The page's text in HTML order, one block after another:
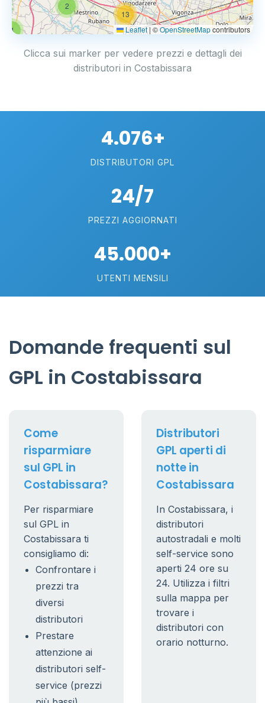
4
2
13
Leaflet | ©OpenStreetMapcontributors
Clicca sui marker per vedere prezzi e dettagli dei
distributori in Costabissara
4.076+
DISTRIBUTORI GPL
24/7
PREZZI AGGIORNATI
45.000+
UTENTI MENSILI
Domande frequenti sul
GPL in Costabissara
Come
risparmiare
sul GPL in
Costabissara?
Per risparmiare
sul GPL in
Costabissara ti
consigliamo di:
Confrontare i
prezzi tra
diversi
distributori
Prestare
attenzione ai
distributori self-
service (prezzi
Distributori
GPL aperti di
notte in
Costabissara
In Costabissara, i
distributori
autostradali e molti
self-service sono
aperti 24 ore su
24. Utilizza i filtri
sulla mappa per
trovare i
distributori con
orario notturno.